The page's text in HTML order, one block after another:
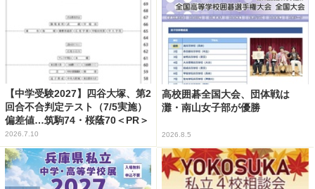
【中学受験2027】四谷大塚、第2
回合不合判定テスト（7/5実施）
偏差値…筑駒74・桜蔭70＜PR＞
2026.7.10
高校囲碁全国大会、団体戦は
灘・南山女子部が優勝
2026.8.5